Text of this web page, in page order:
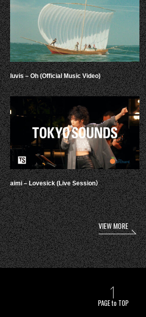
luvis – Oh (Official Music Video)
aimi – Lovesick (Live Session）
VIEW MORE
PAGE to TOP